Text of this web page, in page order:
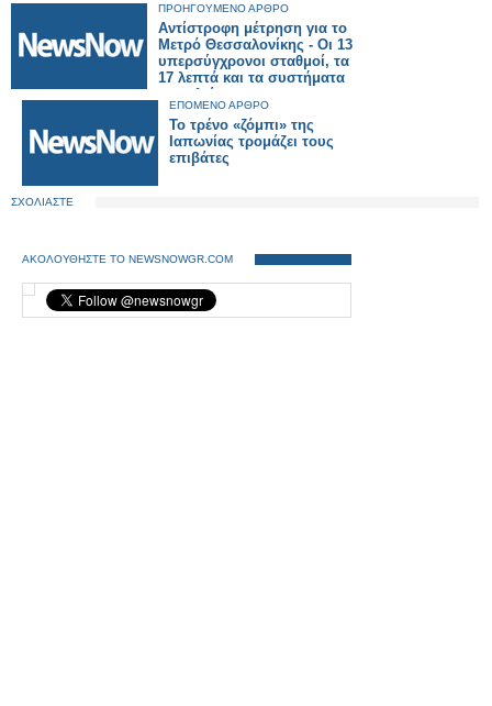
ΠΡΟΗΓΟΥΜΕΝΟ ΑΡΘΡΟ
Αντίστροφη μέτρηση για το
Μετρό Θεσσαλονίκης - Οι 13
υπερσύγχρονοι σταθμοί, τα
17 λεπτά και τα συστήματα
ασφαλείας
ΕΠΟΜΕΝΟ ΑΡΘΡΟ
Το τρένο «ζόμπι» της
Ιαπωνίας τρομάζει τους
επιβάτες
ΣΧΟΛΙΑΣΤΕ
ΑΚΟΛΟΥΘΗΣΤΕ ΤΟ NEWSNOWGR.COM